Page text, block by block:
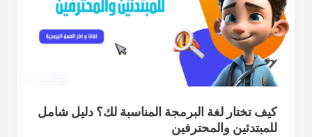
كيف تختار لغة البرمجة المناسبة لك؟ دليل شامل
للمبتدئين والمحترفين
المناسبة
لك؟
دليل
شامل
للمبتدئين
والمحترفين